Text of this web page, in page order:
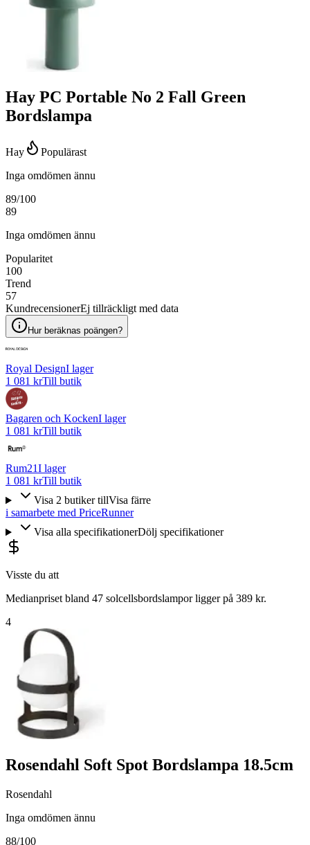
Hay PC Portable No 2 Fall Green
Bordslampa
Hay
Populärast
Inga omdömen ännu
89/100
89
Inga omdömen ännu
Popularitet
100
Trend
57
KundrecensionerEj tillräckligt med data
Hur beräknas poängen?
Royal DesignI lager
1 081 krTill butik
Bagaren och KockenI lager
1 081 krTill butik
Rum21I lager
1 081 krTill butik
Visa 2 butiker tillVisa färre
i samarbete med PriceRunner
Visa alla specifikationerDölj specifikationer
Visste du att
Medianpriset bland 47 solcellsbordslampor ligger på 389 kr.
4
Rosendahl Soft Spot Bordslampa 18.5cm
Rosendahl
Inga omdömen ännu
88/100